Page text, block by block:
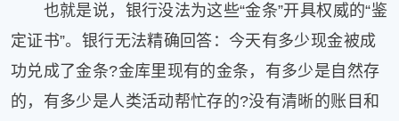
也就是说，银行没法为这些“金条”开具权威的“鉴
定证书”。银行无法精确回答：今天有多少现金被成
功兑成了金条?金库里现有的金条，有多少是自然存
的，有多少是人类活动帮忙存的?没有清晰的账目和